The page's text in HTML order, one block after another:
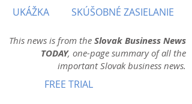
UKÁŽKA SKÚŠOBNÉ ZASIELANIE
This news is from the Slovak Business News
TODAY, one-page summary of all the
important Slovak business news.
FREE TRIAL